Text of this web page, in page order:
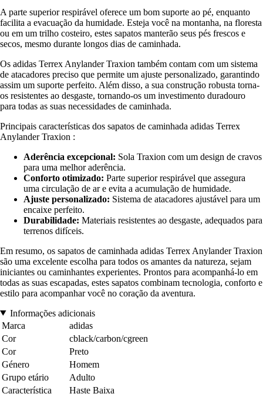
A parte superior respirável oferece um bom suporte ao pé, enquanto
facilita a evacuação da humidade. Esteja você na montanha, na floresta
ou em um trilho costeiro, estes sapatos manterão seus pés frescos e
secos, mesmo durante longos dias de caminhada.
Os adidas Terrex Anylander Traxion também contam com um sistema
de atacadores preciso que permite um ajuste personalizado, garantindo
assim um suporte perfeito. Além disso, a sua construção robusta torna-
os resistentes ao desgaste, tornando-os um investimento duradouro
para todas as suas necessidades de caminhada.
Principais características dos sapatos de caminhada adidas Terrex
Anylander Traxion :
Aderência excepcional: Sola Traxion com um design de cravos
para uma melhor aderência.
Conforto otimizado: Parte superior respirável que assegura
uma circulação de ar e evita a acumulação de humidade.
Ajuste personalizado: Sistema de atacadores ajustável para um
encaixe perfeito.
Durabilidade: Materiais resistentes ao desgaste, adequados para
terrenos difíceis.
Em resumo, os sapatos de caminhada adidas Terrex Anylander Traxion
são uma excelente escolha para todos os amantes da natureza, sejam
iniciantes ou caminhantes experientes. Prontos para acompanhá-lo em
todas as suas escapadas, estes sapatos combinam tecnologia, conforto e
estilo para acompanhar você no coração da aventura.
Informações adicionais
Marca
adidas
Cor
cblack/carbon/cgreen
Cor
Preto
Género
Homem
Grupo etário
Adulto
Característica
Haste Baixa